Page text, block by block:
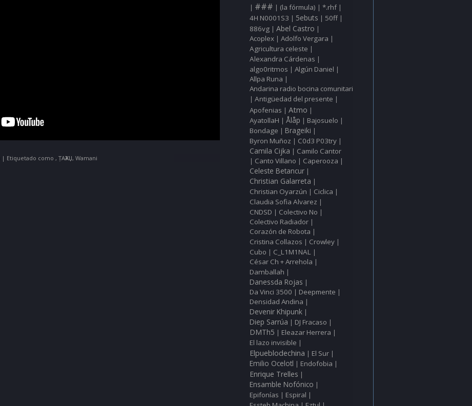
| Etiquetado como , ȚAҠAЏ, Wamani
| ### | (la fórmula) | *.rhf|
4H N0001S3 | 5ebuts | 50ff|
886vg| Abel Castro |
Acoplex| Adolfo Vergara |
Agricultura celeste |
Alexandra Cárdenas |
algo0ritmos | Algún Daniel |
Allpa Runa |
Andarina radio bocina comunitaria
| Antigüedad del presente |
Apofenias | Atmo |
AyatollaH | Ålåp | Bajosuelo |
Bondage | Brageiki |
Byron Muñoz | C0d3 P03try|
Camila Cijka | Camilo Cantor
| Canto Villano | Caperooza |
Celeste Betancur|
Christian Galarreta |
Christian Oyarzún | Ciclica |
Claudia Sofia Alvarez |
CNDSD | Colectivo No |
Colectivo Radiador|
Corazón de Robota |
Cristina Collazos | Crowley|
Cubo | C_L1M1NAL|
César Ch + Arrehola |
Damballah |
Danessda Rojas |
Da Vinci 3500 | Deepmente |
Densidad Andina |
Devenir Khipunk|
Diep Sarrúa | DJ Fracaso |
DMTh5 | Eleazar Herrera |
El lazo invisible |
Elpueblodechina | El Sur|
Emilio Ocelotl | Endofobia |
Enrique Trelles |
Ensamble Nofónico |
Epifonías | Espiral |